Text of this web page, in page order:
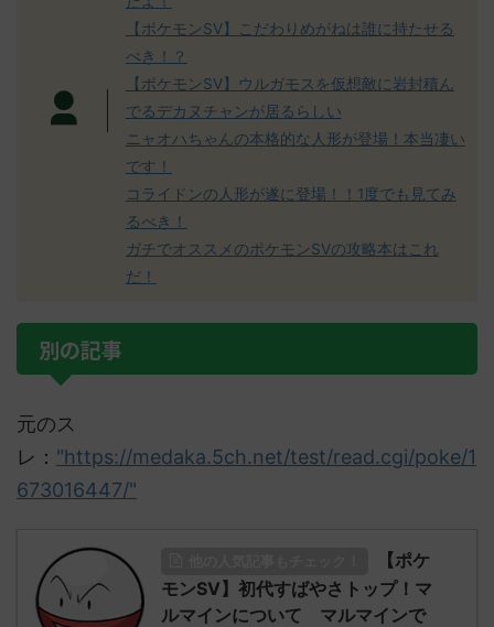
【ポケモンSV】こだわりめがねは誰に持たせる
べき！？
【ポケモンSV】ウルガモスを仮想敵に岩封積ん
でるデカヌチャンが居るらしい
ニャオハちゃんの本格的な人形が登場！本当凄い
です！
コライドンの人形が遂に登場！！1度でも見てみ
るべき！
ガチでオススメのポケモンSVの攻略本はこれ
だ！
別の記事
元のス
レ： "https://medaka.5ch.net/test/read.cgi/poke/1
673016447/"
【ポケ
モンSV】初代すばやさトップ！マ
ルマインについて マルマインで